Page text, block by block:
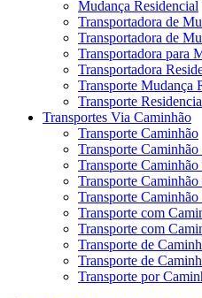
Mudança Residencial
Transportadora de
Transportadora de
Transportadora para
Transportadora
Transporte Mudança
Transporte
Transportes Via Caminhão
Transporte Caminhão
Transporte Caminhão
Transporte
Transporte
Transporte
Transporte com
Transporte com
Transporte de
Transporte de
Transporte por